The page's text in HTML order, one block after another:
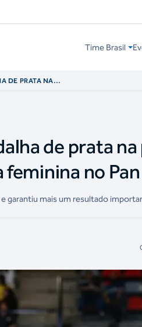
Time Brasil
DE PRATA NA
de prata
no Pan
garantiu mais um resultado